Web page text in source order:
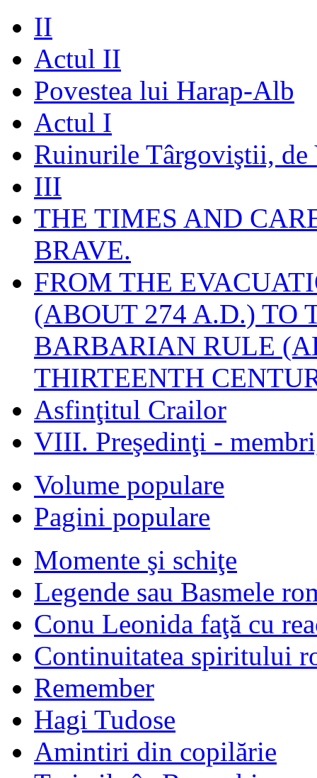
II
Actul II
Povestea lui Harap-Alb
Actul I
Ruinurile Târgoviştii, de
III
THE TIMES AND
BRAVE.
FROM THE
(ABOUT 274 A.D.) TO
BARBARIAN RULE
THIRTEENTH
Asfinţitul Crailor
VIII. Preşedinţi -
Volume populare
Pagini populare
Momente şi schiţe
Legende sau Basmele
Conu Leonida faţă cu
Continuitatea spiritului
Remember
Hagi Tudose
Amintiri din copilărie